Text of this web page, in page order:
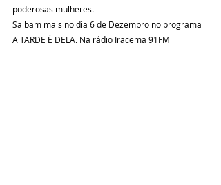
poderosas mulheres.
Saibam mais no dia 6 de Dezembro no programa
A TARDE É DELA. Na rádio Iracema 91FM